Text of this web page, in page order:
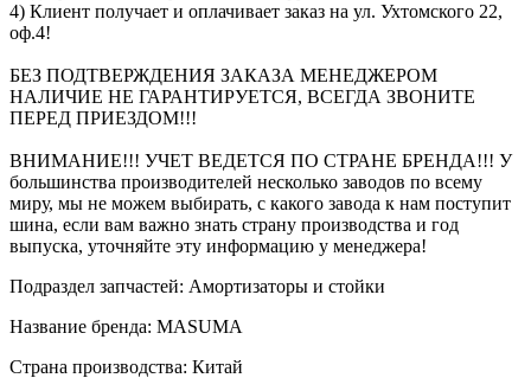
4) Клиент получает и оплачивает заказ на ул. Ухтомского 22,
оф.4!
БЕЗ ПОДТВЕРЖДЕНИЯ ЗАКАЗА МЕНЕДЖЕРОМ
НАЛИЧИЕ НЕ ГАРАНТИРУЕТСЯ, ВСЕГДА ЗВОНИТЕ
ПЕРЕД ПРИЕЗДОМ!!!
ВНИМАНИЕ!!! УЧЕТ ВЕДЕТСЯ ПО СТРАНЕ БРЕНДА!!! У
большинства производителей несколько заводов по всему
миру, мы не можем выбирать, с какого завода к нам поступит
шина, если вам важно знать страну производства и год
выпуска, уточняйте эту информацию у менеджера!
Подраздел запчастей: Амортизаторы и стойки
Название бренда: MASUMA
Страна производства: Китай